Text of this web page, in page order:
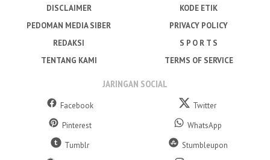
DISCLAIMER
KODE ETIK
PEDOMAN MEDIA SIBER
PRIVACY POLICY
REDAKSI
S P O R T S
TENTANG KAMI
TERMS OF SERVICE
JARINGAN SOCIAL
Facebook
Twitter
Pinterest
WhatsApp
Tumblr
Stumbleupon